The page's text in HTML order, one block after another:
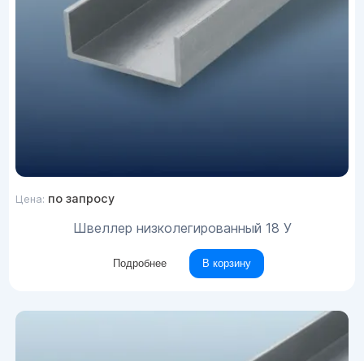
Цена: по запросу
Швеллер низколегированный 18 У
Подробнее В корзину